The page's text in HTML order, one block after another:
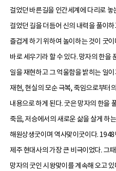
걸었던 바른길을 인간세계에 다리로 놓
걸었던 길을 더듬어 신의 내력을 풀이
즐겁게 하기 위하여 놀이하는 것이 굿
바로 세우기라 할 수 있다. 망자의 한을
일을 재현하고 그 억울함을 밝히는 일
재현, 현실의 모순 극복, 죽임으로부터
내용으로 하게 된다. 굿은 망자의 한을
죽음, 저승에서의 새로운 삶을 살게 하
해원상생굿이며 역사맞이굿이다.
제주 현대사의 가장 큰 비극이었다. 그
망자의 굿인 시왕맞이를 계속해 오고